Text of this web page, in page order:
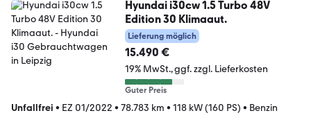
Hyundai i30cw 1.5 Turbo 48V
Edition 30 Klimaaut.
Lieferung möglich
15.490 €
19% MwSt. ggf. zzgl. Lieferkosten
Guter Preis
Unfallfrei • EZ 01/2022 • 78.783 km • 118 kW (160 PS) • Benzin